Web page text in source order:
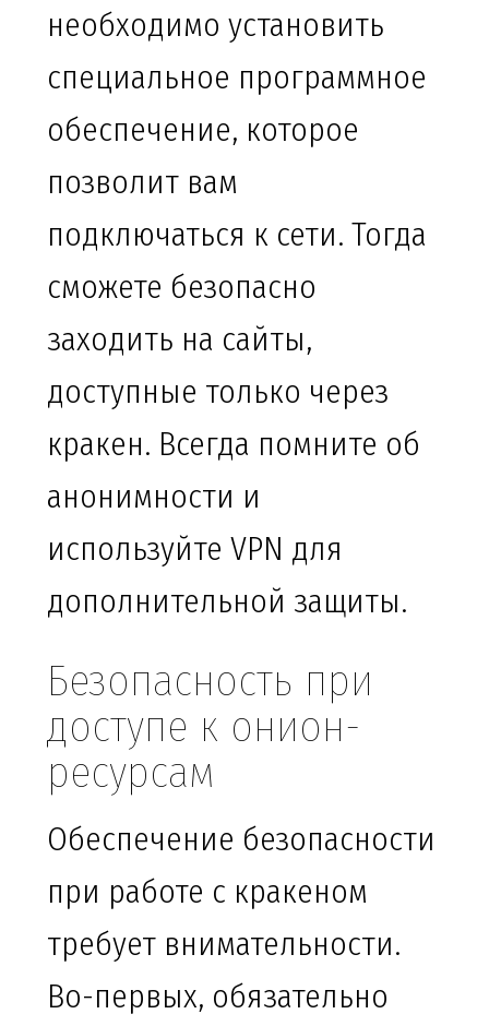
необходимо установить
специальное программное
обеспечение, которое
позволит вам
подключаться к сети. Тогда
сможете безопасно
заходить на сайты,
доступные только через
кракен. Всегда помните об
анонимности и
используйте VPN для
дополнительной защиты.
Безопасность при
доступе к онион-
ресурсам
Обеспечение безопасности
при работе с кракеном
требует внимательности.
Во-первых, обязательно